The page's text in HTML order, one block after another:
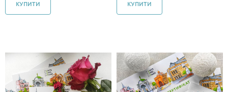
КУПИТИ КУПИТИ